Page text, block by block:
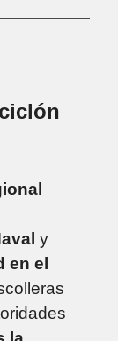
y
en el